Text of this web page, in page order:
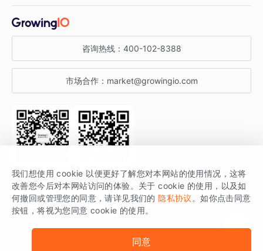
金融行业
获客分析
增长公开课
增长博客
开发者文档
SDK 文档
场景指南
关于 GrowingIO
增长大会
行业活动
咨询热线： 400-102-8388
市场合作： market@growingio.com
关注公众号 获取更多干货
GrowingIO 是专注于数据智能分析与增长的品牌，核心平台为 GrowingIO
分析云。
版权所有 © 北京易数科技有限公司
我们想使用 cookie 以便更好了解您对本网站的使用情况，这将
改善您今后对本网站访问的体验。关于 cookie 的使用，以及如
何撤回或管理您的同意，请详见我们的 隐私协议 。如你点击同意
按钮，将视为您同意 cookie 的使用。
同意